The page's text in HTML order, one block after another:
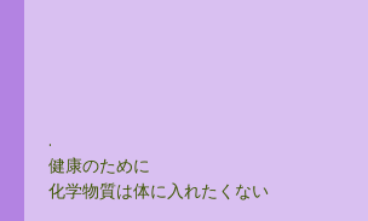
.
健康のために
化学物質は体に入れたくない